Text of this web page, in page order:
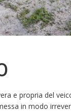
e propria del
in modo